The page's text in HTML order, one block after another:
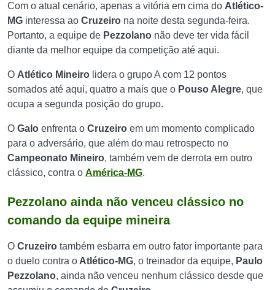
Com o atual cenário, apenas a vitória em cima do Atlético-
MG interessa ao Cruzeiro na noite desta segunda-feira.
Portanto, a equipe de Pezzolano não deve ter vida fácil
diante da melhor equipe da competição até aqui.
O Atlético Mineiro lidera o grupo A com 12 pontos
somados até aqui, quatro a mais que o Pouso Alegre, que
ocupa a segunda posição do grupo.
O Galo enfrenta o Cruzeiro em um momento complicado
para o adversário, que além do mau retrospecto no
Campeonato Mineiro, também vem de derrota em outro
clássico, contra o América-MG.
Pezzolano ainda não venceu clássico no
comando da equipe mineira
O Cruzeiro também esbarra em outro fator importante para
o duelo contra o Atlético-MG, o treinador da equipe, Paulo
Pezzolano, ainda não venceu nenhum clássico desde que